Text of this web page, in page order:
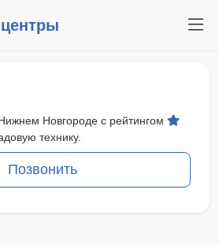
Новгороде с рейтингом
технику.
Позвонить